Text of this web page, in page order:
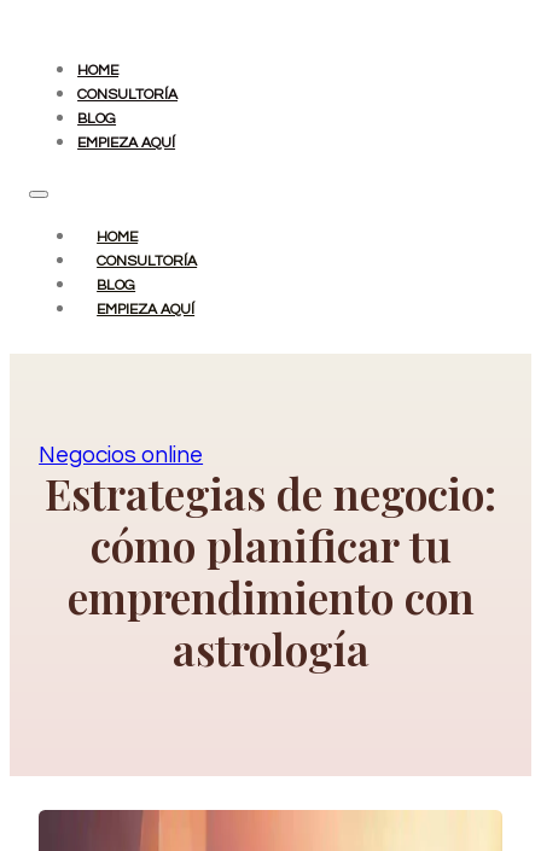
HOME
CONSULTORÍA
BLOG
EMPIEZA AQUÍ
HOME
CONSULTORÍA
BLOG
EMPIEZA AQUÍ
Negocios online
Estrategias de negocio:
cómo planificar tu
emprendimiento con
astrología